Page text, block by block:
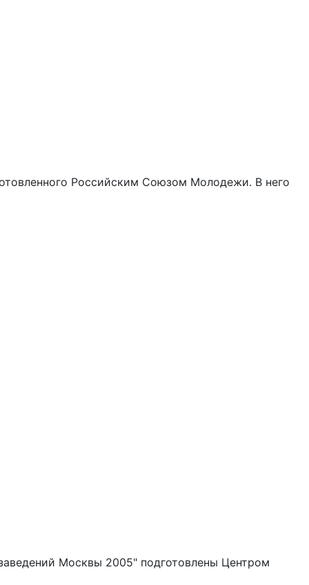
Российским Союзом Молодежи. В него
Москвы 2005" подготовлены Центром